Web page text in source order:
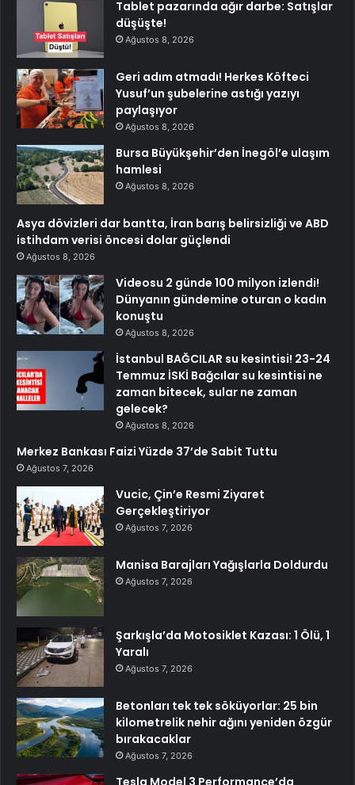
Tablet pazarında ağır darbe: Satışlar
düşüşte!
Ağustos 8, 2026
Geri adım atmadı! Herkes Köfteci
Yusuf’un şubelerine astığı yazıyı
paylaşıyor
Ağustos 8, 2026
Bursa Büyükşehir’den İnegöl’e ulaşım
hamlesi
Ağustos 8, 2026
Asya dövizleri dar bantta, İran barış belirsizliği ve ABD
istihdam verisi öncesi dolar güçlendi
Ağustos 8, 2026
Videosu 2 günde 100 milyon izlendi!
Dünyanın gündemine oturan o kadın
konuştu
Ağustos 8, 2026
İstanbul BAĞCILAR su kesintisi! 23-24
Temmuz İSKİ Bağcılar su kesintisi ne
zaman bitecek, sular ne zaman
gelecek?
Ağustos 8, 2026
Merkez Bankası Faizi Yüzde 37’de Sabit Tuttu
Ağustos 7, 2026
Vucic, Çin’e Resmi Ziyaret
Gerçekleştiriyor
Ağustos 7, 2026
Manisa Barajları Yağışlarla Doldurdu
Ağustos 7, 2026
Şarkışla’da Motosiklet Kazası: 1 Ölü, 1
Yaralı
Ağustos 7, 2026
Betonları tek tek söküyorlar: 25 bin
kilometrelik nehir ağını yeniden özgür
bırakacaklar
Ağustos 7, 2026